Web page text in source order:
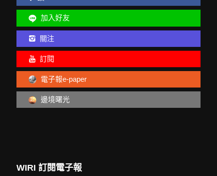
加入好友
關注
訂閱
電子報e-paper
邊境曙光
WIRI 訂閱電子報